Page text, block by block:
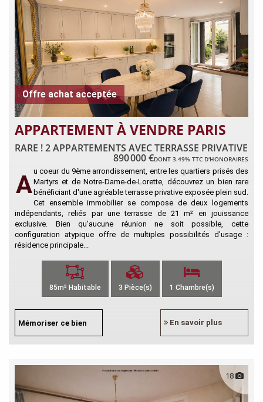
Offre achat acceptée
APPARTEMENT À VENDRE PARIS
RARE ! 2 APPARTEMENTS AVEC TERRASSE PRIVATIVE
890 000 €DONT 3.49% TTC D'HONORAIRES
Au coeur du 9ème arrondissement, entre les quartiers prisés des
Martyrs et de Notre-Dame-de-Lorette, découvrez un bien rare
bénéficiant d'une agréable terrasse privative exposée plein sud.
Cet ensemble immobilier se compose de deux logements
indépendants, reliés par une terrasse de 21 m² en jouissance
exclusive. Bien qu'aucune réunion ne soit possible, cette
configuration atypique offre de multiples possibilités d'usage :
résidence principale...
85m² Habitable 3 Pièce(s) 1 Chambre(s)
Mémoriser ce bien En savoir plus
18